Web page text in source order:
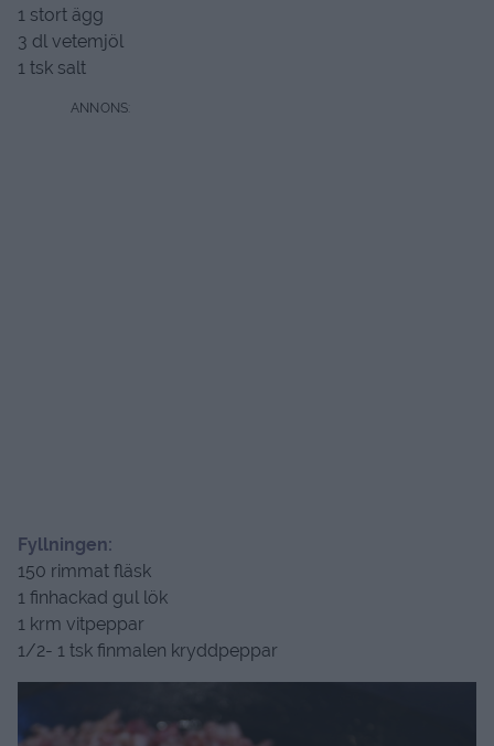
1 stort ägg
3 dl vetemjöl
1 tsk salt
Fyllningen:
150 rimmat fläsk
1 finhackad gul lök
1 krm vitpeppar
1/2- 1 tsk finmalen kryddpeppar